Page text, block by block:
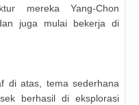
mereka Yang-Chon
juga mulai bekerja di
di atas, tema sederhana
berhasil di eksplorasi